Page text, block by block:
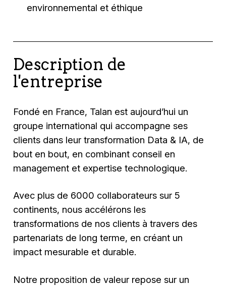
environnemental et éthique
Description de
l'entreprise
Fondé en France, Talan est aujourd’hui un
groupe international qui accompagne ses
clients dans leur transformation Data & IA, de
bout en bout, en combinant conseil en
management et expertise technologique.
Avec plus de 6000 collaborateurs sur 5
continents, nous accélérons les
transformations de nos clients à travers des
partenariats de long terme, en créant un
impact mesurable et durable.
Notre proposition de valeur repose sur un